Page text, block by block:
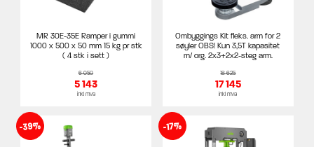
MR 30E-35E Ramper i gummi
1000 x 500 x 50 mm 15 kg pr stk
( 4 stk i sett )
6 050
5 143
inkl mva
Ombyggings Kit fleks. arm for 2
søyler OBS! Kun 3,5T kapasitet
m/ org. 2x3+2x2-steg arm.
18 625
17 145
inkl mva
-39% -17%